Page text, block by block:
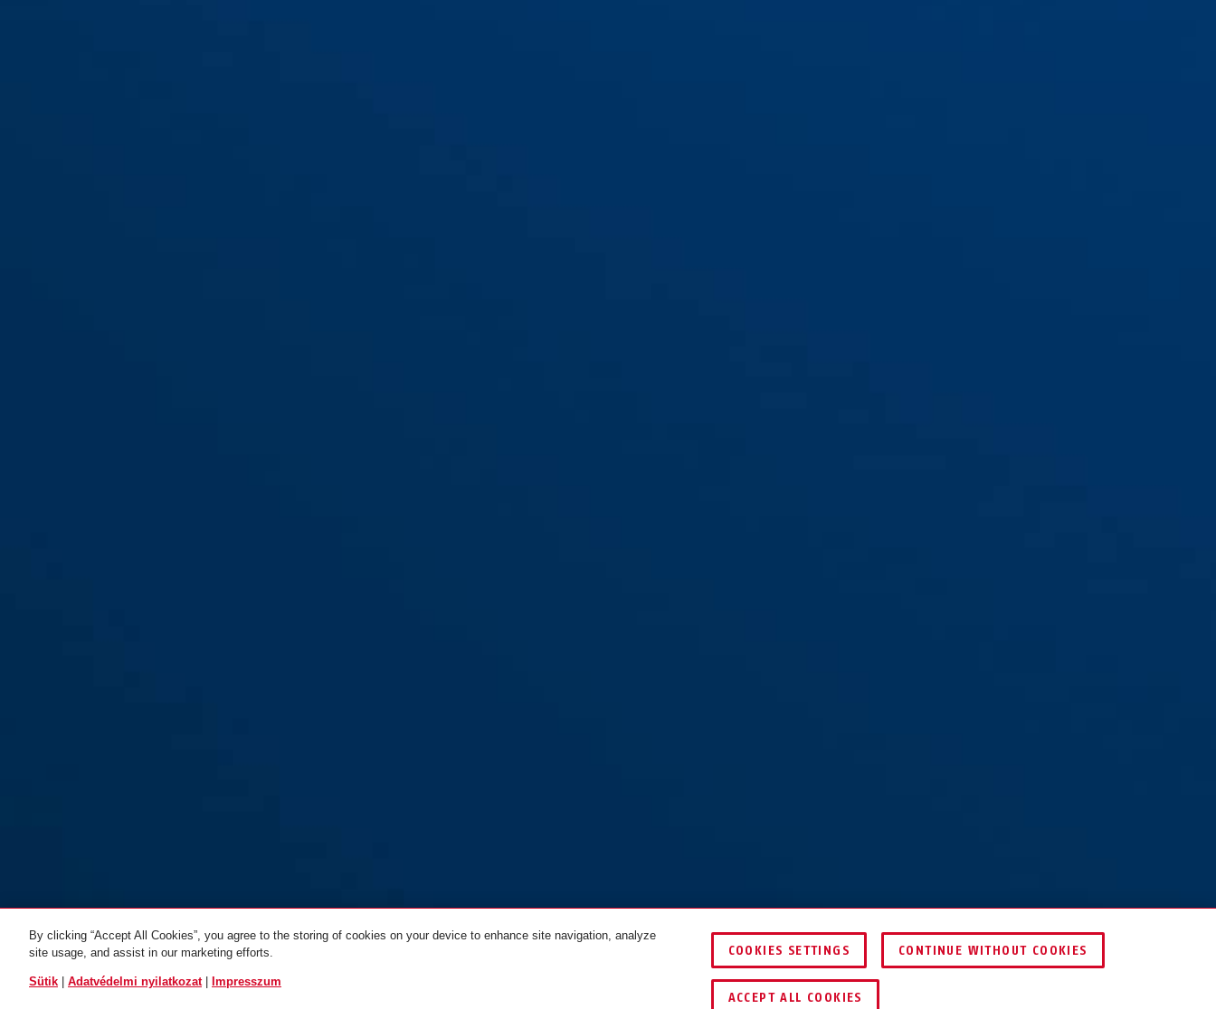
KERESKEDŐ KERESÉSE
By clicking “Accept All Cookies”, you agree to the storing of cookies on your device to enhance site navigation, analyze
site usage, and assist in our marketing efforts.
Sütik Adatvédelmi nyilatkozat| Impresszum
COOKIES SETTINGS CONTINUE WITHOUT COOKIES
ACCEPT ALL COOKIES